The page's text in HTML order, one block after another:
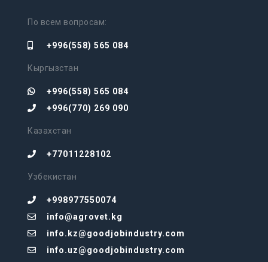
По всем вопросам:
+996(558) 565 084
Кыргызстан
+996(558) 565 084
+996(770) 269 090
Казахстан
+77011228102
Узбекистан
+998977550074
info@agrovet.kg
info.kz@goodjobindustry.com
info.uz@goodjobindustry.com